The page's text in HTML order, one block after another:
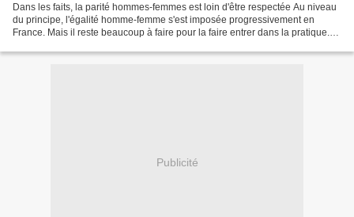
Dans les faits, la parité hommes-femmes est loin d'être respectée Au niveau
du principe, l'égalité homme-femme s'est imposée progressivement en
France. Mais il reste beaucoup à faire pour la faire entrer dans la pratique.
Publicité